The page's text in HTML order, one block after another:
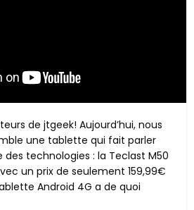
de jtgeek! Aujourd’hui, nous
une tablette qui fait parler
des technologies : la Teclast M50
un prix de seulement 159,99€
Android 4G a de quoi